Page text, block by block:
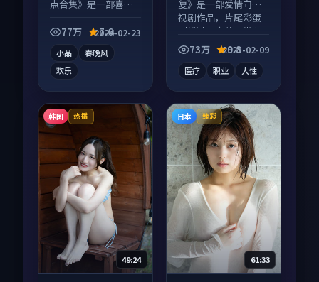
点合集》是一部喜剧
凑信息量大，适合沉
77万 7.6
2024-02-23
小品
春晚风
欢乐
复》是一部爱情向电
视剧作品，片尾彩蛋
别错过，字幕区常有
惊喜。
73万 9.8
2025-02-09
医疗 职业 人性
韩国 热播
49:24
日本 臻彩
61:33